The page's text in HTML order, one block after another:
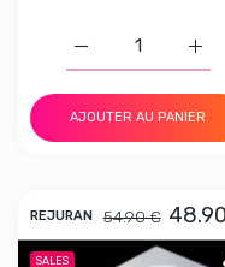
Augmenter la
AJOUTER AU PANIER
REJURAN 48.90
54.90 €
SALES